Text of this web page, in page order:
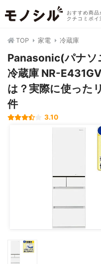
おすすめ商品
クチコミポイ
TOP 家電 冷蔵庫
Panasonic(パナソ
冷蔵庫 NR-
は？実際に使った
件
3.10